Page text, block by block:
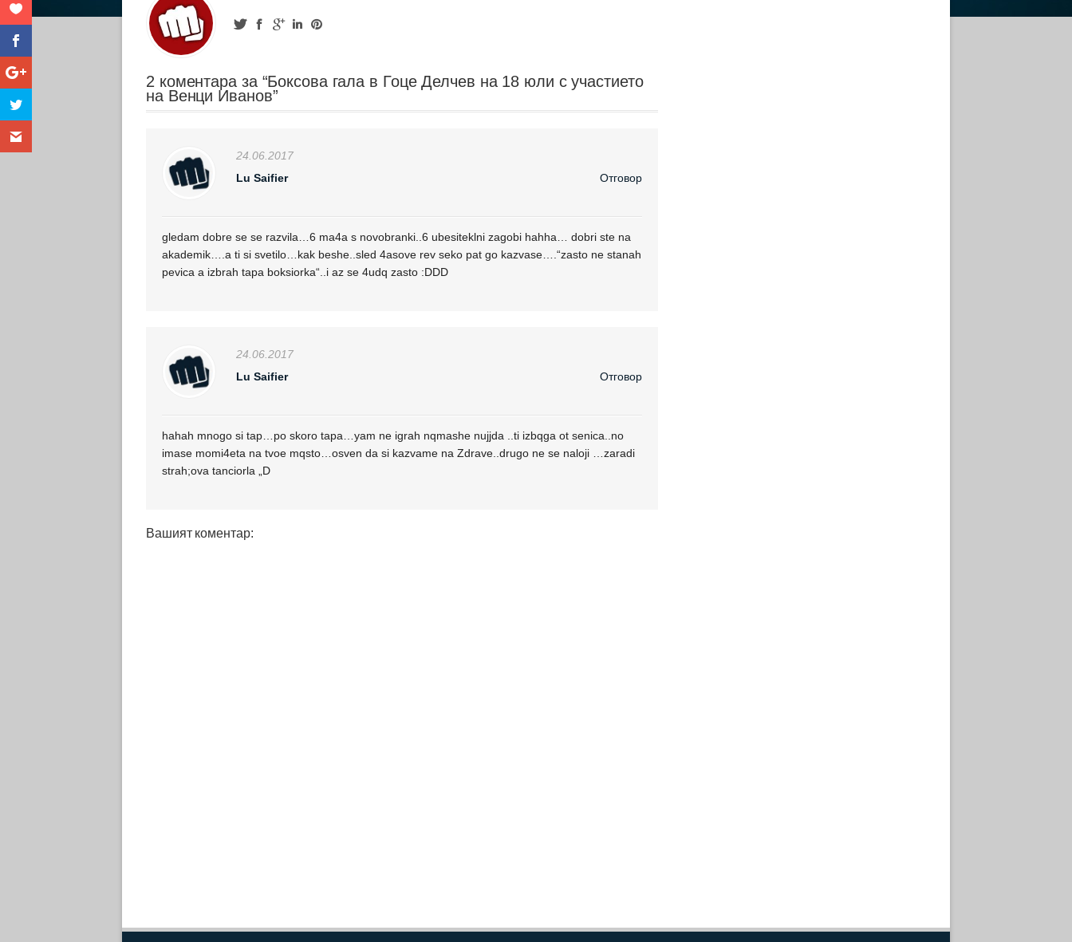
2 коментара за “Боксова гала в Гоце Делчев на 18 юли с участието
на Венци Иванов”
24.06.2017
Lu Saifier
Отговор
gledam dobre se se razvila…6 ma4a s novobranki..6 ubesiteklni zagobi hahha… dobri ste na
akademik….a ti si svetilo…kak beshe..sled 4asove rev seko pat go kazvase….“zasto ne stanah
pevica a izbrah tapa boksiorka“..i az se 4udq zasto :DDD
24.06.2017
Lu Saifier
Отговор
hahah mnogo si tap…po skoro tapa…yam ne igrah nqmashe nujjda ..ti izbqga ot senica..no
imase momi4eta na tvoe mqsto…osven da si kazvame na Zdrave..drugo ne se naloji …zaradi
strah;ova tanciorla „D
Вашият коментар: